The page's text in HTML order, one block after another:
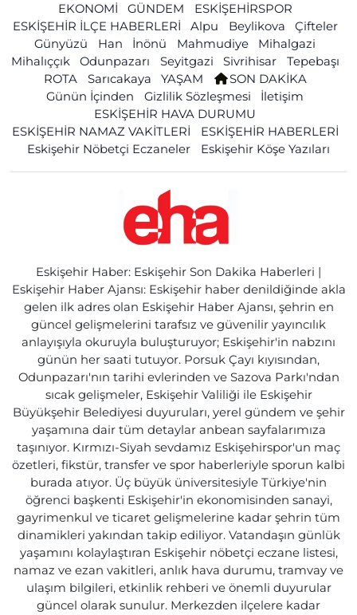
EKONOMİ
GÜNDEM
ESKİŞEHİRSPOR
ESKİŞEHİR İLÇE HABERLERİ
Alpu Beylikova
Çifteler
Günyüzü
Han İnönü Mahmudiye
Mihalgazi
Mihalıççık
Odunpazarı Seyitgazi Sivrihisar
Tepebaşı
ROTA
Sarıcakaya YAŞAM
SON DAKİKA
Günün İçinden
Gizlilik Sözleşmesi
İletişim
ESKİŞEHİR HAVA DURUMU
ESKİŞEHİR NAMAZ VAKİTLERİ
ESKİŞEHİR HABERLERİ
Eskişehir Nöbetçi Eczaneler
Eskişehir Köşe Yazıları
Eskişehir Haber: Eskişehir Son Dakika Haberleri |
Eskişehir Haber Ajansı: Eskişehir haber denildiğinde akla
gelen ilk adres olan Eskişehir Haber Ajansı, şehrin en
güncel gelişmelerini tarafsız ve güvenilir yayıncılık
anlayışıyla okuruyla buluşturuyor; Eskişehir'in nabzını
günün her saati tutuyor. Porsuk Çayı kıyısından,
Odunpazarı'nın tarihi evlerinden ve Sazova Parkı'ndan
sıcak gelişmeler, Eskişehir Valiliği ile Eskişehir
Büyükşehir Belediyesi duyuruları, yerel gündem ve şehir
yaşamına dair tüm detaylar anbean sayfalarımıza
taşınıyor. Kırmızı-Siyah sevdamız Eskişehirspor'un maç
özetleri, fikstür, transfer ve spor haberleriyle sporun kalbi
burada atıyor. Üç büyük üniversitesiyle Türkiye'nin
öğrenci başkenti Eskişehir'in ekonomisinden sanayi,
gayrimenkul ve ticaret gelişmelerine kadar şehrin tüm
dinamikleri yakından takip ediliyor. Vatandaşın günlük
yaşamını kolaylaştıran Eskişehir nöbetçi eczane listesi,
namaz ve ezan vakitleri, anlık hava durumu, tramvay ve
ulaşım bilgileri, etkinlik rehberi ve önemli duyurular
güncel olarak sunulur. Merkezden ilçelere kadar